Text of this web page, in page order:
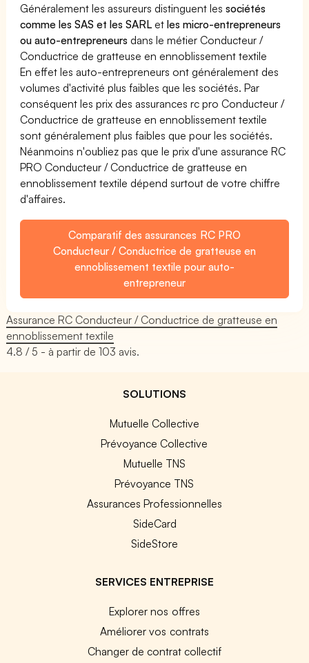
Généralement les assureurs distinguent lessociétés
comme les SAS et les SARL etles micro-entrepreneurs
ou auto-entrepreneurs dans le métier Conducteur /
Conductrice de gratteuse en ennoblissement textile
En effet les auto-entrepreneurs ont généralement des
volumes d'activité plus faibles que les sociétés. Par
conséquent les prix des assurances rc pro Conducteur /
Conductrice de gratteuse en ennoblissement textile
sont généralement plus faibles que pour les sociétés.
Néanmoins n'oubliez pas que le prix d'une assurance RC
PRO Conducteur / Conductrice de gratteuse en
ennoblissement textile dépend surtout de votre chiffre
d'affaires.
Comparatif des assurances RC PRO
Conducteur / Conductrice de gratteuse en
ennoblissement textile pour auto-
entrepreneur
Assurance RC Conducteur / Conductrice de gratteuse en
ennoblissement textile
4.8 / 5 - à partir de103 avis.
SOLUTIONS
Mutuelle Collective
Prévoyance Collective
Mutuelle TNS
Prévoyance TNS
Assurances Professionnelles
SideCard
SideStore
SERVICES ENTREPRISE
Explorer nos offres
Améliorer vos contrats
Changer de contrat collectif